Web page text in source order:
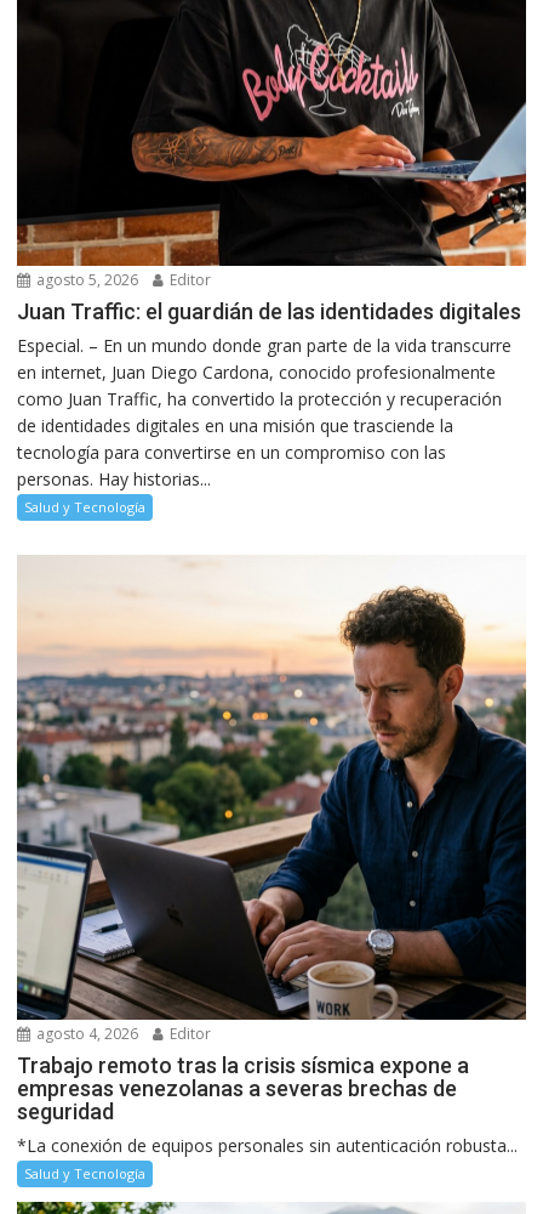
agosto 5, 2026 Editor
Juan Traffic: el guardián de las identidades digitales
Especial. – En un mundo donde gran parte de la vida transcurre
en internet, Juan Diego Cardona, conocido profesionalmente
como Juan Traffic, ha convertido la protección y recuperación
de identidades digitales en una misión que trasciende la
tecnología para convertirse en un compromiso con las
personas. Hay historias...
Salud y Tecnología
agosto 4, 2026 Editor
Trabajo remoto tras la crisis sísmica expone a
empresas venezolanas a severas brechas de
seguridad
*La conexión de equipos personales sin autenticación robusta...
Salud y Tecnología